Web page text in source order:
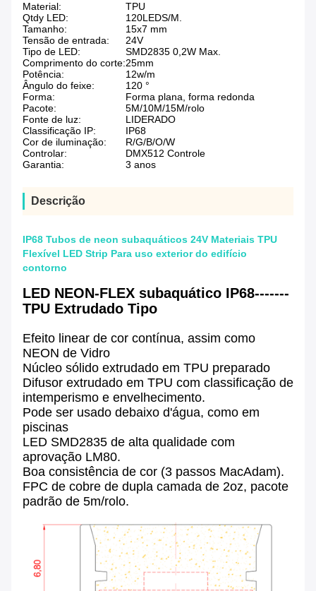
Material:
TPU
Qtdy LED:
120LEDS/M.
Tamanho:
15x7 mm
Tensão de entrada:
24V
Tipo de LED:
SMD2835 0,2W Max.
Comprimento do corte:25mm
Potência:
12w/m
Ângulo do feixe:
120 °
Forma:
Forma plana, forma redonda
Pacote:
5M/10M/15M/rolo
Fonte de luz:
LIDERADO
Classificação IP:
IP68
Cor de iluminação:
R/G/B/O/W
Controlar:
DMX512 Controle
Garantia:
3 anos
Descrição
IP68 Tubos de neon subaquáticos 24V Materiais TPU
Flexível LED Strip Para uso exterior do edifício
contorno
LED NEON-FLEX subaquático IP68-------
TPU Extrudado Tipo
Efeito linear de cor contínua, assim como
NEON de Vidro
Núcleo sólido extrudado em TPU preparado
Difusor extrudado em TPU com classificação de
intemperismo e envelhecimento.
Pode ser usado debaixo d'água, como em
piscinas
LED SMD2835 de alta qualidade com
aprovação LM80.
Boa consistência de cor (3 passos MacAdam).
FPC de cobre de dupla camada de 2oz, pacote
padrão de 5m/rolo.